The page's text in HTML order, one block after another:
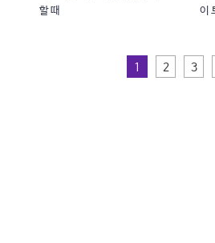
할 때
이
1 2 3